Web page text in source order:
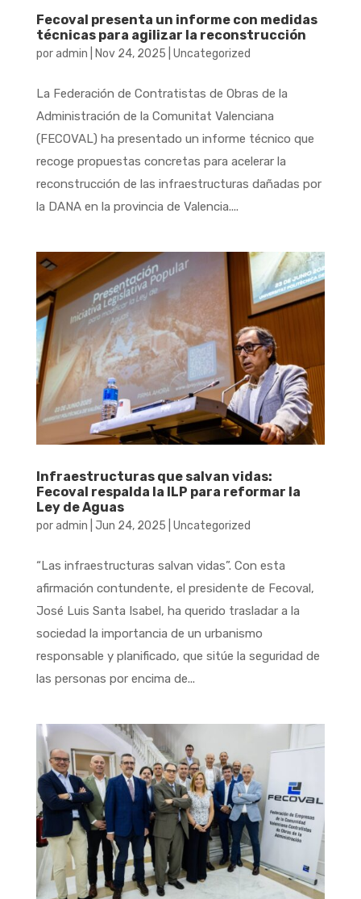
Fecoval presenta un informe con medidas
técnicas para agilizar la reconstrucción
poradmin Nov 24, 2025 Uncategorized
La Federación de Contratistas de Obras de la
Administración de la Comunitat Valenciana
(FECOVAL) ha presentado un informe técnico que
recoge propuestas concretas para acelerar la
reconstrucción de las infraestructuras dañadas por
la DANA en la provincia de Valencia....
Infraestructuras que salvan vidas:
Fecoval respalda la ILP para reformar la
Ley de Aguas
poradmin Jun 24, 2025 Uncategorized
“Las infraestructuras salvan vidas”. Con esta
afirmación contundente, el presidente de Fecoval,
José Luis Santa Isabel, ha querido trasladar a la
sociedad la importancia de un urbanismo
responsable y planificado, que sitúe la seguridad de
las personas por encima de...